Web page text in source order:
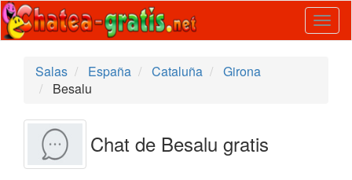
Salas
España Cataluña
Girona
Besalu
Chat de Besalu gratis